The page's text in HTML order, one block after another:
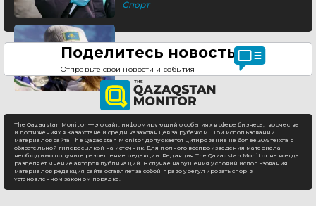
Спорт
Поделитесь новостью
Отправьте свои новости и события
The Qazaqstan Monitor — это сайт, информирующий о событиях в сфере бизнеса, творчества
и достижениях в Казахстане и среди казахстанцев за рубежом. При использовании
материалов сайта The Qazaqstan Monitor допускается цитирование не более 30% текста с
обязательной гиперссылкой на источник. Для полного воспроизведения материала
необходимо получить разрешение редакции. Редакция The Qazaqstan Monitor не всегда
разделяет мнение авторов публикаций. В случае нарушения условий использования
материалов редакция сайта оставляет за собой право урегулировать спор в
установленном законом порядке.